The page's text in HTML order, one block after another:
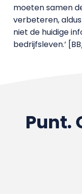
moeten samen
verbeteren,
niet de huidige
bedrijfsleven.’
Punt.